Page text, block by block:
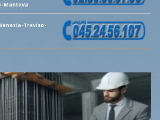
Mantova
Treviso-